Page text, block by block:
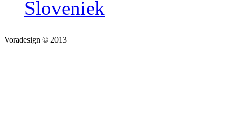
Sloveniek
Voradesign © 2013